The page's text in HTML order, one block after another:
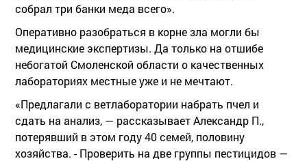
собрал три банки меда всего».
Оперативно разобраться в корне зла могли бы
медицинские экспертизы. Да только на отшибе
небогатой Смоленской области о качественных
лабораториях местные уже и не мечтают.
«Предлагали с ветлаборатории набрать пчел и
сдать на анализ, — рассказывает Александр П.,
потерявший в этом году 40 семей, половину
хозяйства. - Проверить на две группы пестицидов —